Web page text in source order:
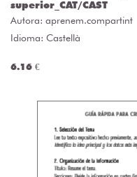
superior_CAT/CAST
Autora: aprenem.compartint
Idioma: Castellà
6.16 €